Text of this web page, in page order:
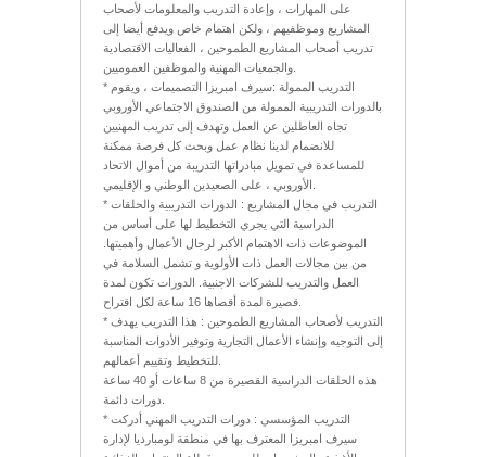
على المهارات ، وإعادة التدريب والمعلومات لأصحاب
المشاريع وموظفيهم ، ولكن اهتمام خاص ويدفع أيضا إلى
تدريب أصحاب المشاريع الطموحين ، الفعاليات الاقتصادية
* التدريب الممولة :سيرف امبريزا التصميمات ، ويقوم
بالدورات التدريبية الممولة من الصندوق الاجتماعي الأوروبي
تجاه العاطلين عن العمل وتهدف إلى تدريب المهنيين
للانضمام لدينا نظام عمل وبحث كل فرصة ممكنة
للمساعدة في تمويل مبادراتها التدريبة من أموال الاتحاد
* التدريب في مجال المشاريع : الدورات التدريبية والحلقات
الدراسية التي يجري التخطيط لها على أساس من
الموضوعات ذات الاهتمام الأكبر لرجال الأعمال وأهميتها.
من بين مجالات العمل ذات الأولوية و تشمل السلامة في
العمل والتدريب للشركات الاجنبية. الدورات تكون لمدة
* التدريب لأصحاب المشاريع الطموحين : هذا التدريب يهدف
إلى التوجيه وإنشاء الأعمال التجارية وتوفير الأدوات المناسبة
هذه الحلقات الدراسية القصيرة من 8 ساعات أو 40 ساعة
* التدريب المؤسسي : دورات التدريب المهني أدركت
سيرف امبريزا المعترف بها في منطقة لومبارديا لإدارة